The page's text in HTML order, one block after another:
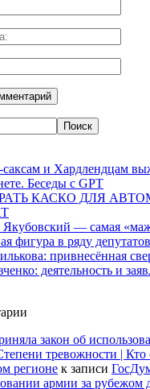
и Хардлендцам
Беседы с GPT
КАСКО ДЛЯ
Якубовский — самая
фигура в ряду
привнесённая
деятельность и
закон об
тревожности | Кто
регионе к записи
армии за рубежом